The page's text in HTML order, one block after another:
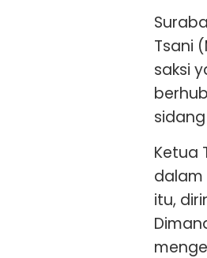
Tsani
saksi
Ketua
dalam
itu,